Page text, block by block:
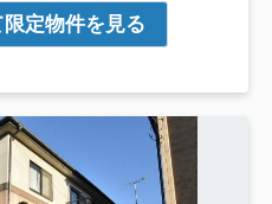
定物件を見る